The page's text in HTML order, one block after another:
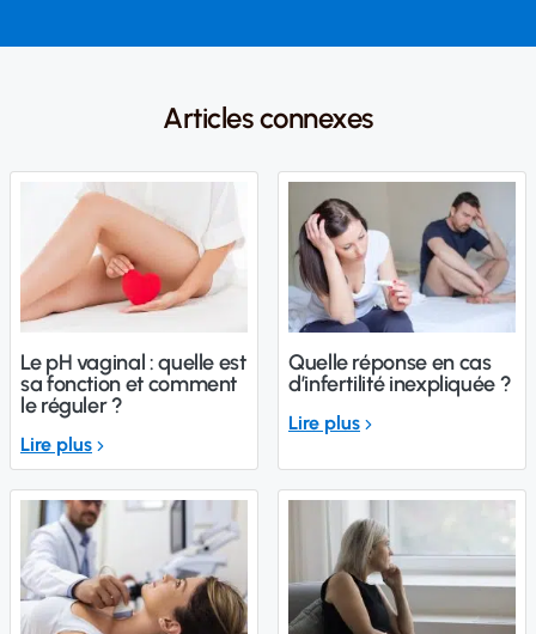
Articles connexes
Le pH vaginal : quelle est
sa fonction et comment
le réguler ?
Lire plus
Quelle réponse en cas
d’infertilité inexpliquée ?
Lire plus